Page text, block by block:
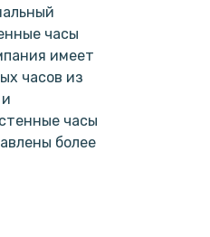
часы
имеет
часов из
часы
более